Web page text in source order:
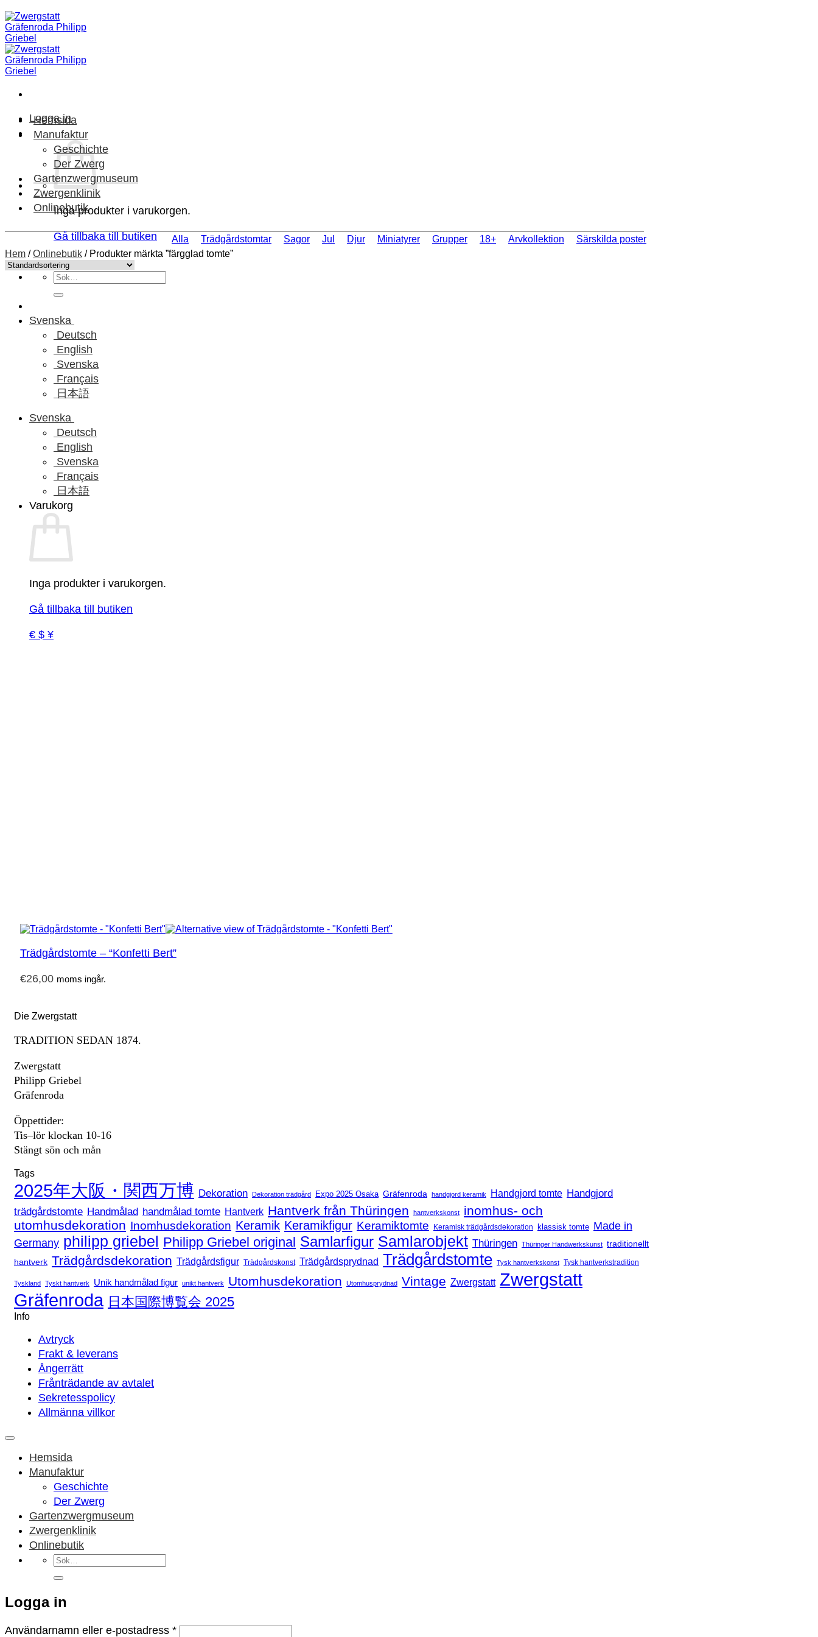
Skip
to
content
Logga in
Inga produkter i varukorgen.
Gå tillbaka till butiken
Sök
efter:
Svenska
Deutsch
English
Svenska
Français
日本語
Svenska
Deutsch
English
Svenska
Français
日本語
Varukorg
Inga produkter i varukorgen.
Gå tillbaka till butiken
€ $ ¥
Hemsida
Manufaktur
Geschichte
Der Zwerg
Gartenzwergmuseum
Zwergenklinik
Onlinebutik
Alla Trädgårdstomtar Sagor Jul Djur Miniatyrer Grupper 18+ Arvkollektion
Särskilda poster
Hem / Onlinebutik /Produkter märkta ”färgglad tomte”
Trädgårdstomte – “Konfetti Bert”
€26,00 moms ingår.
Die Zwergstatt
TRADITION SEDAN 1874.
Zwergstatt
Philipp Griebel
Gräfenroda
Öppettider:
Tis–lör klockan 10-16
Stängt sön och mån
Tags
2025年大阪・関西万博 Dekoration Dekoration trädgård Expo 2025 Osaka Gräfenroda handgjord keramik Handgjord tomte Handgjord
trädgårdstomte Handmålad handmålad tomte Hantverk Hantverk från Thüringen hantverkskonst
inomhus- och
utomhusdekoration Inomhusdekoration Keramik Keramikfigur Keramiktomte Keramisk trädgårdsdekoration klassisk tomte Made in
Germany philipp griebel Philipp Griebel original Samlarfigur Samlarobjekt Thüringen Thüringer Handwerkskunst traditionellt
hantverk Trädgårdsdekoration Trädgårdsfigur Trädgårdskonst Trädgårdsprydnad Trädgårdstomte Tysk hantverkskonst Tysk hantverkstradition
Tyskland Tyskt hantverk Unik handmålad figur unikt hantverk Utomhusdekoration Utomhusprydnad Vintage Zwergstatt Zwergstatt
Gräfenroda 日本国際博覧会 2025
Info
Avtryck
Frakt & leverans
Ångerrätt
Frånträdande av avtalet
Sekretesspolicy
Allmänna villkor
Hemsida
Manufaktur
Geschichte
Der Zwerg
Gartenzwergmuseum
Zwergenklinik
Onlinebutik
Sök
efter:
Logga in
Användarnamn eller e-postadress *Obligatoriskt